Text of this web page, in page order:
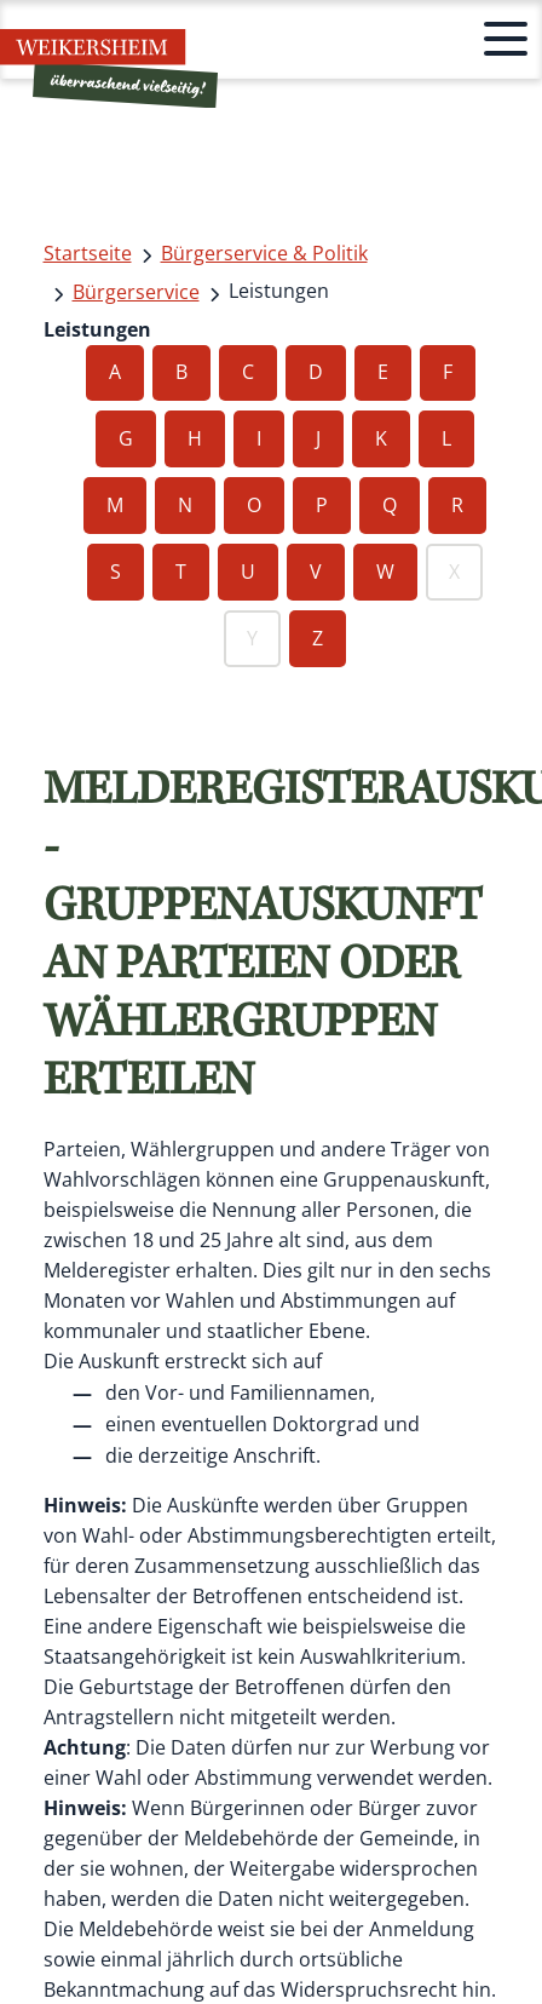
Startseite
Bürgerservice & Politik
Bürgerservice
Leistungen
Leistungen
A
B C D E F
G H I J K L
M N O P Q R
S T U V W X
Y Z
-
GRUPPENAUSKUNFT
AN PARTEIEN ODER
WÄHLERGRUPPEN
ERTEILEN
Parteien, Wählergruppen und andere Träger von
Wahlvorschlägen können eine Gruppenauskunft,
beispielsweise die Nennung aller Personen, die
zwischen 18 und 25 Jahre alt sind, aus dem
Melderegister erhalten. Dies gilt nur in den sechs
Monaten vor Wahlen und Abstimmungen auf
kommunaler und staatlicher Ebene.
Die Auskunft erstreckt sich auf
den Vor- und Familiennamen,
einen eventuellen Doktorgrad und
die derzeitigeAnschrift.
Hinweis: Die Auskünfte werden über Gruppen
von Wahl- oder Abstimmungsberechtigten erteilt,
für deren Zusammensetzung ausschließlich das
Lebensalter der Betroffenen entscheidend ist.
Eine andere Eigenschaft wie beispielsweise die
Staatsangehörigkeit ist kein Auswahlkriterium.
Die Geburtstage der Betroffenen dürfen den
Antragstellern nicht mitgeteilt werden.
Achtung: Die Daten dürfen nur zur Werbung vor
einer Wahl oder Abstimmung verwendet werden.
Hinweis: Wenn Bürgerinnen oder Bürger zuvor
gegenüber der Meldebehörde der Gemeinde, in
der sie wohnen, der Weitergabe widersprochen
haben, werden die Daten nicht weitergegeben.
Die Meldebehörde weist sie bei der Anmeldung
sowie einmal jährlich durch ortsübliche
Bekanntmachung auf das Widerspruchsrecht hin.